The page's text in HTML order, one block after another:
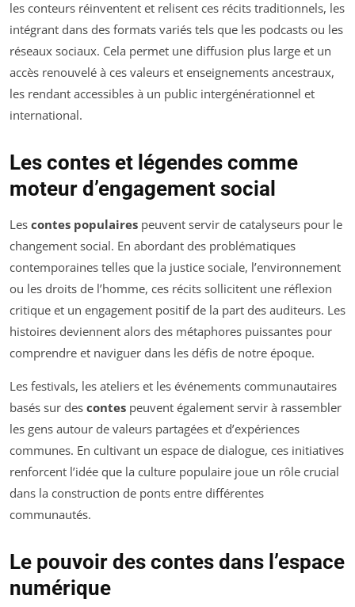
les conteurs réinventent et relisent ces récits traditionnels, les
intégrant dans des formats variés tels que les podcasts ou les
réseaux sociaux. Cela permet une diffusion plus large et un
accès renouvelé à ces valeurs et enseignements ancestraux,
les rendant accessibles à un public intergénérationnel et
international.
Les contes et légendes comme
moteur d’engagement social
Les contes populaires peuvent servir de catalyseurs pour le
changement social. En abordant des problématiques
contemporaines telles que la justice sociale, l’environnement
ou les droits de l’homme, ces récits sollicitent une réflexion
critique et un engagement positif de la part des auditeurs. Les
histoires deviennent alors des métaphores puissantes pour
comprendre et naviguer dans les défis de notre époque.
Les festivals, les ateliers et les événements communautaires
basés sur des contes peuvent également servir à rassembler
les gens autour de valeurs partagées et d’expériences
communes. En cultivant un espace de dialogue, ces initiatives
renforcent l’idée que la culture populaire joue un rôle crucial
dans la construction de ponts entre différentes
communautés.
Le pouvoir des contes dans l’espace
numérique